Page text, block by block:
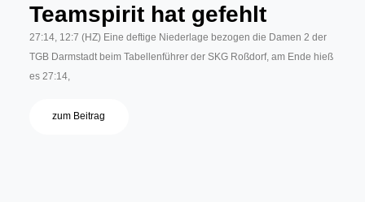
Teamspirit hat gefehlt
27:14, 12:7 (HZ) Eine deftige Niederlage bezogen die Damen 2 der
TGB Darmstadt beim Tabellenführer der SKG Roßdorf, am Ende hieß
es 27:14,
zum Beitrag